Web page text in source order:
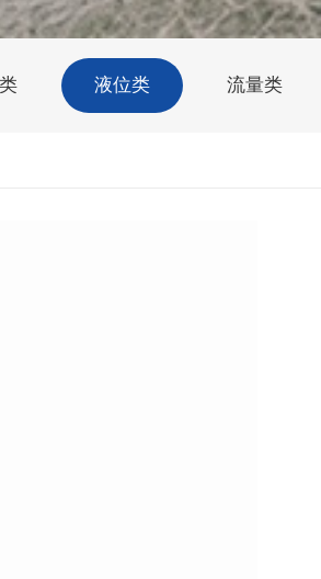
液位类 流量类